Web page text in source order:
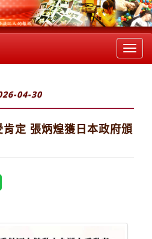
04-30
定 張炳煌獲日本政府頒